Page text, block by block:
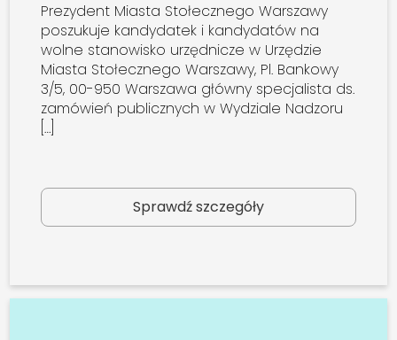
Prezydent Miasta Stołecznego Warszawy
poszukuje kandydatek i kandydatów na
wolne stanowisko urzędnicze w Urzędzie
Miasta Stołecznego Warszawy, Pl. Bankowy
3/5, 00-950 Warszawa główny specjalista ds.
zamówień publicznych w Wydziale Nadzoru
[…]
Sprawdź szczegóły